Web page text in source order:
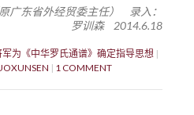
广东省外经贸委主任） 录入：
罗训森 2014.6.18
为《中华罗氏通谱》确定指导思想
1 COMMENT